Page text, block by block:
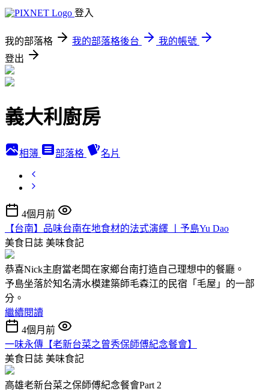
登入
我的部落格 我的部落格後台
我的帳號
登出
義大利廚房
相簿 部落格 名片
4個月前
【台南】品味台南在地食材的法式演繹 〡予島Yu Dao
美食日誌 美味食記
恭喜Nick主廚當老闆在家鄉台南打造自己理想中的餐廳。
予島坐落於知名清水模建築師毛森江的民宿「毛屋」的一部
分。
繼續閱讀
4個月前
一味永傳【老新台菜之曾秀保師傅紀念餐會】
美食日誌 美味食記
高雄老新台菜之保師傅紀念餐會Part 2